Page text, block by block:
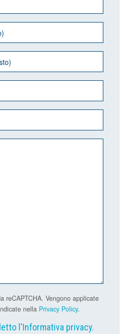
reCAPTCHA. Vengono applicate
nella Privacy Policy.
l'Informativa privacy.